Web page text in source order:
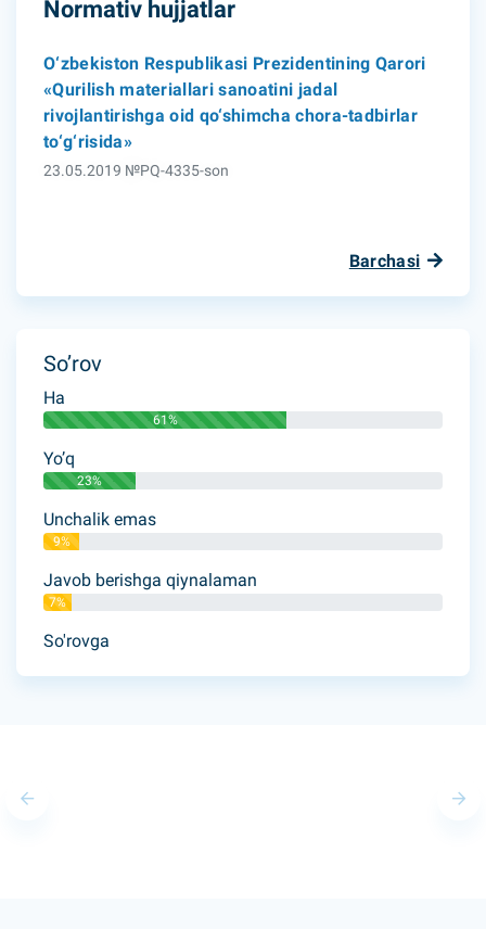
Normativ hujjatlar
O‘zbekiston Respublikasi Prezidentining Qarori
«Qurilish materiallari sanoatini jadal
rivojlantirishga oid qo‘shimcha chora-tadbirlar
to‘g‘risida»
23.05.2019 №PQ-4335-son
Barchasi
So’rov
Ha
61%
Yo’q
23%
Unchalik emas
9%
Javob berishga qiynalaman
7%
So'rovga